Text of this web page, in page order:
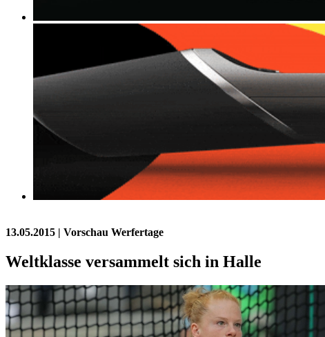
13.05.2015 | Vorschau Werfertage
Weltklasse versammelt sich in Halle